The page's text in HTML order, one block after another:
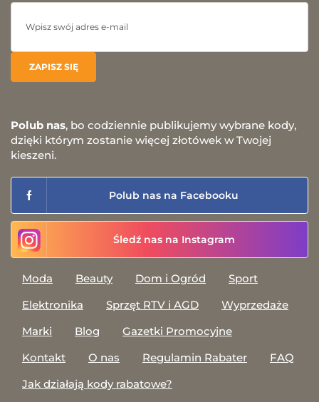
Polub nas, bo codziennie publikujemy wybrane kody,
dzięki którym zostanie więcej złotówek w Twojej
kieszeni.
Polub nas na Facebooku
Śledź nas na Instagram
Moda Beauty Dom i Ogród
Sport
Elektronika
Sprzęt RTV i AGD
Wyprzedaże
Marki
Blog
Gazetki Promocyjne
Kontakt
O nas Regulamin Rabater
FAQ
Jak działają kody rabatowe?